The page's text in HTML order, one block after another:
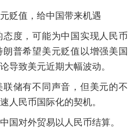
贬值，给中国带来机遇
度，可能为中国实现人民币
普希望美元贬值以增强美国
导致美元近期大幅波动。
储有不同声音，但美元的不
人民币国际化的契机。
国对外贸易以人民币结算。